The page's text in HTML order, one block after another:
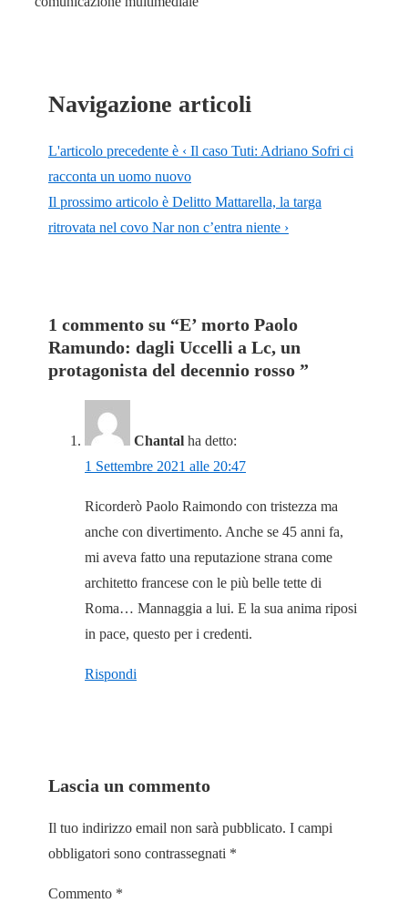
Navigazione articoli
L'articolo precedente è ‹ Il caso Tuti: Adriano Sofri ci
racconta un uomo nuovo
Il prossimo articolo è Delitto Mattarella, la targa
ritrovata nel covo Nar non c’entra niente ›
1 commento su “E’ morto Paolo
Ramundo: dagli Uccelli a Lc, un
protagonista del decennio rosso ”
Chantal ha detto:
1 Settembre 2021 alle 20:47
Ricorderò Paolo Raimondo con tristezza ma
anche con divertimento. Anche se 45 anni fa,
mi aveva fatto una reputazione strana come
architetto francese con le più belle tette di
Roma… Mannaggia a lui. E la sua anima riposi
in pace, questo per i credenti.
Rispondi
Lascia un commento
Il tuo indirizzo email non sarà pubblicato. I campi
obbligatori sono contrassegnati *
Commento *